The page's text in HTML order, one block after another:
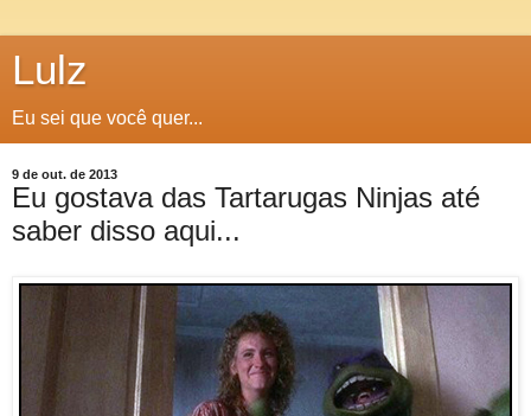
Lulz
Eu sei que você quer...
9 de out. de 2013
Eu gostava das Tartarugas Ninjas até
saber disso aqui...